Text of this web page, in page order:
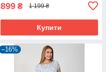
899 ₴ 1 199 ₴
Купити
–16%